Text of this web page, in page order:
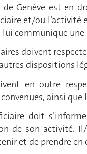
de Genève est
et/ou l’activité
communique une
doivent
dispositions
en outre
ainsi que
doit
de son activité.
et de prendre